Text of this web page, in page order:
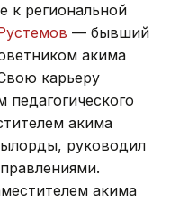
к региональной
— бывший
акима
карьеру
педагогического
акима
руководил
акима